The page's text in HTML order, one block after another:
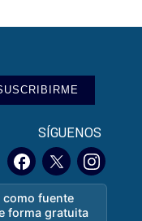
SÍGUENOS
como fuente
forma gratuita